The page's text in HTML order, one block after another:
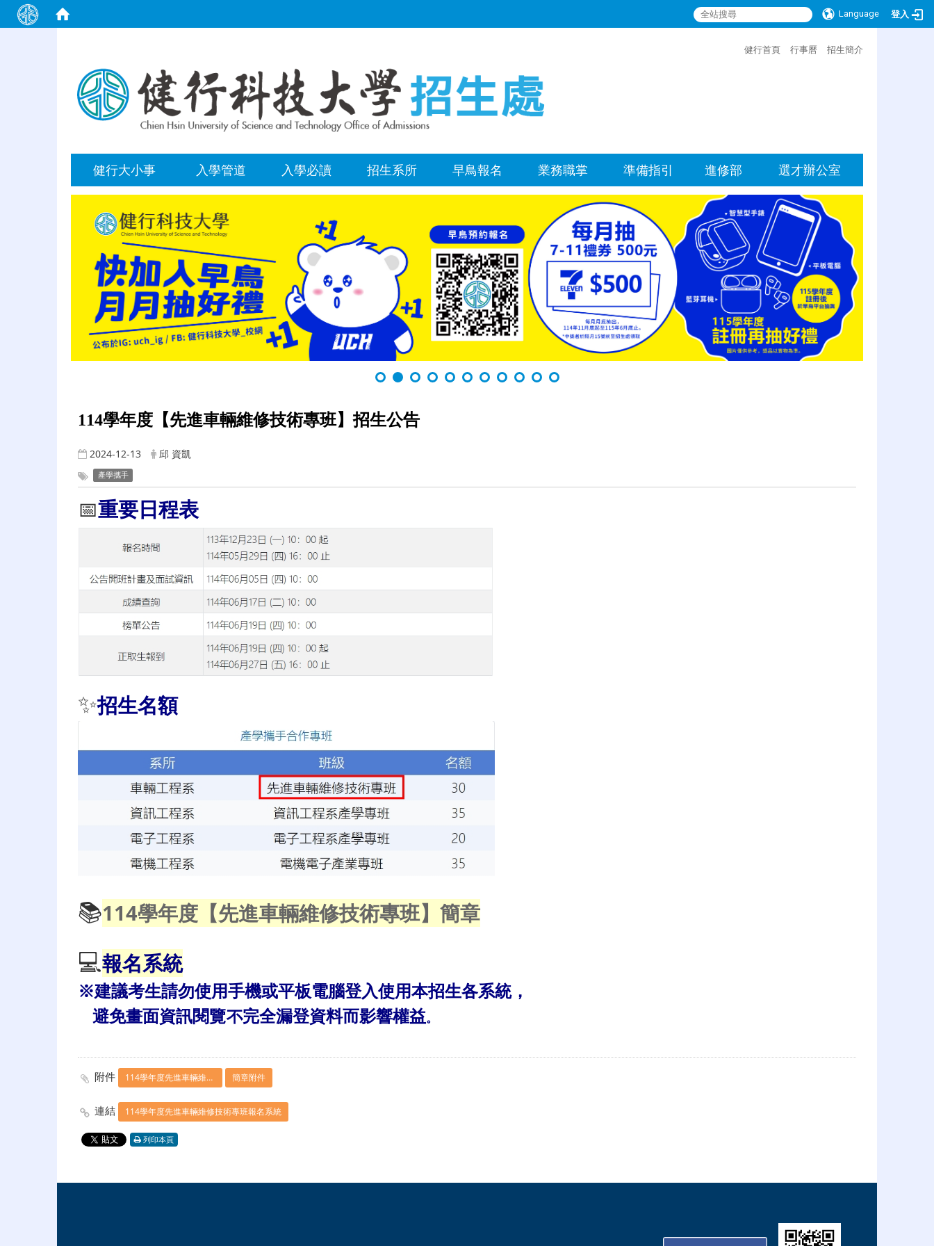
Language 登入
健行首頁 行事曆 招生簡介
健行大小事 入學管道 入學必讀 招生系所 早鳥報名 業務職掌 準備指引 進修部 選才辦公室
114學年度【先進車輛維修技術專班】招生公告
2024-12-13 邱 資凱
產學攜手
📅重要日程表
✨招生名額
📚114學年度【先進車輛維修技術專班】簡章
💻報名系統
※建議考生請勿使用手機或平板電腦登入使用本招生各系統，
避免畫面資訊閱覽不完全漏登資料而影響權益。
附件 114學年度先進車輛維修技術專班簡章 簡章附件
連結 114學年度先進車輛維修技術專班報名系統
列印本頁